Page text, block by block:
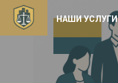
НАШИ УСЛУГИ